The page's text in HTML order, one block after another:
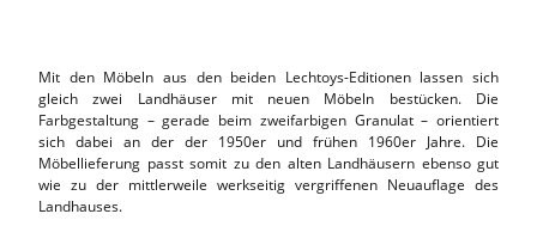
Mit den Möbeln aus den beiden Lechtoys-Editionen lassen sich
gleich zwei Landhäuser mit neuen Möbeln bestücken. Die
Farbgestaltung – gerade beim zweifarbigen Granulat – orientiert
sich dabei an der der 1950er und frühen 1960er Jahre. Die
Möbellieferung passt somit zu den alten Landhäusern ebenso gut
wie zu der mittlerweile werkseitig vergriffenen Neuauflage des
Landhauses.